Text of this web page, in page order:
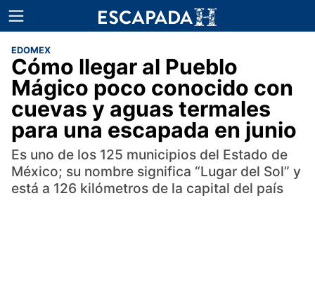
EDOMEX
Cómo llegar al Pueblo
Mágico poco conocido con
cuevas y aguas termales
para una escapada en junio
Es uno de los 125 municipios del Estado de
México; su nombre significa “Lugar del Sol” y
está a 126 kilómetros de la capital del país